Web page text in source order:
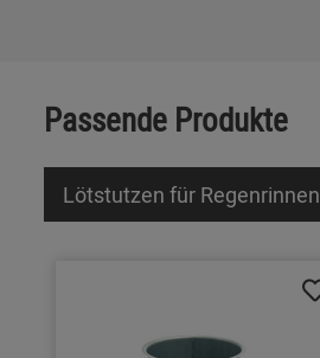
Passende Produkte
Lötstutzen für Regenrinnen